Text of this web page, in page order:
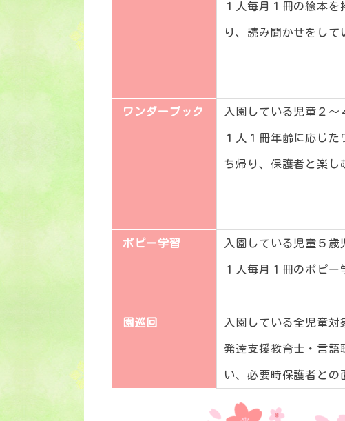
１人毎月１冊の絵本
り、読み聞かせをし
ワンダーブック 入園している児童２～
１人１冊年齢に応じ
ち帰り、保護者と楽し
ポピー学習 入園している児童５歳
１人毎月１冊のポピー
園巡回 入園している全児童対
発達支援教育士・言語
い、必要時保護者との